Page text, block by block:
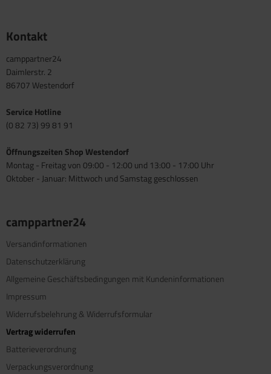
Kontakt
camppartner24
Daimlerstr. 2
86707 Westendorf
Service Hotline
(0 82 73) 99 81 91
Öffnungszeiten Shop Westendorf
Montag - Freitag von 09:00 - 12:00 und 13:00 - 17:00 Uhr
Oktober - Januar: Mittwoch und Samstag geschlossen
camppartner24
Versandinformationen
Datenschutzerklärung
Allgemeine Geschäftsbedingungen mit Kundeninformationen
Impressum
Widerrufsbelehrung & Widerrufsformular
Vertrag widerrufen
Batterieverordnung
Verpackungsverordnung